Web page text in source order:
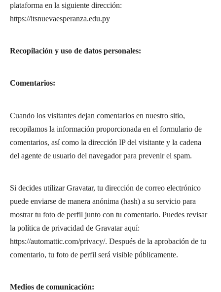
plataforma en la siguiente dirección:
https://itsnuevaesperanza.edu.py
Recopilación y uso de datos personales:
Comentarios:
Cuando los visitantes dejan comentarios en nuestro sitio,
recopilamos la información proporcionada en el formulario de
comentarios, así como la dirección IP del visitante y la cadena
del agente de usuario del navegador para prevenir el spam.
Si decides utilizar Gravatar, tu dirección de correo electrónico
puede enviarse de manera anónima (hash) a su servicio para
mostrar tu foto de perfil junto con tu comentario. Puedes revisar
la política de privacidad de Gravatar aquí:
https://automattic.com/privacy/. Después de la aprobación de tu
comentario, tu foto de perfil será visible públicamente.
Medios de comunicación: